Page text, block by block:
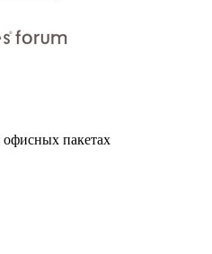
офисных пакетах